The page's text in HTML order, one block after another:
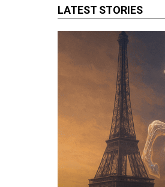
LATEST STORIES